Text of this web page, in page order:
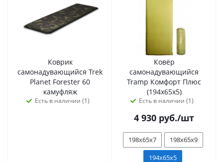
Коврик
самонадувающийся Trek
Planet Forester 60
камуфляж
Есть в наличии (1)
Ковёр
самонадувающийся
Tramp Комфорт Плюс
(194х65х5)
Есть в наличии (1)
4 930 руб./шт
198х65х7
198х65х9
194х65х5